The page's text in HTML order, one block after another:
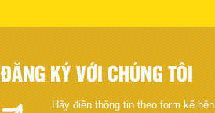
ĐĂNG KÝ VỚI CHÚNG TÔI
Hãy điền thông tin theo form kế bên